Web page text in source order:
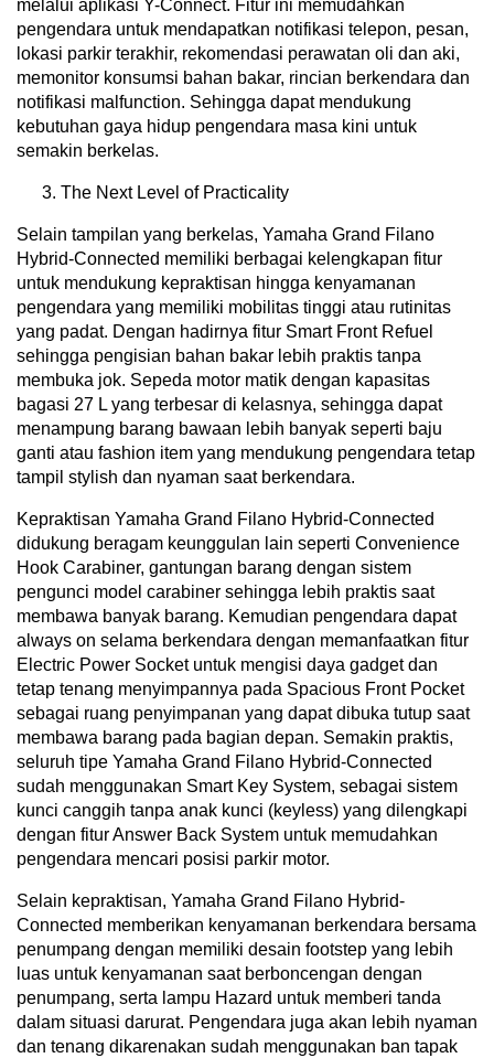
melalui aplikasi Y-Connect. Fitur ini memudahkan
pengendara untuk mendapatkan notifikasi telepon, pesan,
lokasi parkir terakhir, rekomendasi perawatan oli dan aki,
memonitor konsumsi bahan bakar, rincian berkendara dan
notifikasi malfunction. Sehingga dapat mendukung
kebutuhan gaya hidup pengendara masa kini untuk
semakin berkelas.
The Next Level of Practicality
Selain tampilan yang berkelas, Yamaha Grand Filano
Hybrid-Connected memiliki berbagai kelengkapan fitur
untuk mendukung kepraktisan hingga kenyamanan
pengendara yang memiliki mobilitas tinggi atau rutinitas
yang padat. Dengan hadirnya fitur Smart Front Refuel
sehingga pengisian bahan bakar lebih praktis tanpa
membuka jok. Sepeda motor matik dengan kapasitas
bagasi 27 L yang terbesar di kelasnya, sehingga dapat
menampung barang bawaan lebih banyak seperti baju
ganti atau fashion item yang mendukung pengendara tetap
tampil stylish dan nyaman saat berkendara.
Kepraktisan Yamaha Grand Filano Hybrid-Connected
didukung beragam keunggulan lain seperti Convenience
Hook Carabiner, gantungan barang dengan sistem
pengunci model carabiner sehingga lebih praktis saat
membawa banyak barang. Kemudian pengendara dapat
always on selama berkendara dengan memanfaatkan fitur
Electric Power Socket untuk mengisi daya gadget dan
tetap tenang menyimpannya pada Spacious Front Pocket
sebagai ruang penyimpanan yang dapat dibuka tutup saat
membawa barang pada bagian depan. Semakin praktis,
seluruh tipe Yamaha Grand Filano Hybrid-Connected
sudah menggunakan Smart Key System, sebagai sistem
kunci canggih tanpa anak kunci (keyless) yang dilengkapi
dengan fitur Answer Back System untuk memudahkan
pengendara mencari posisi parkir motor.
Selain kepraktisan, Yamaha Grand Filano Hybrid-
Connected memberikan kenyamanan berkendara bersama
penumpang dengan memiliki desain footstep yang lebih
luas untuk kenyamanan saat berboncengan dengan
penumpang, serta lampu Hazard untuk memberi tanda
dalam situasi darurat. Pengendara juga akan lebih nyaman
dan tenang dikarenakan sudah menggunakan ban tapak